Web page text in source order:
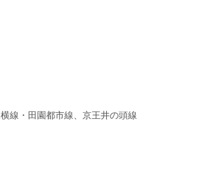
線・田園都市線、京王井の頭線